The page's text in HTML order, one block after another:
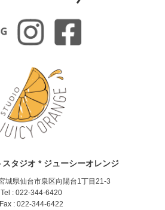
タジオ * ジューシーオレンジ
県仙台市泉区向陽台1丁目21-3
Tel : 022-344-6420
Fax : 022-344-6422